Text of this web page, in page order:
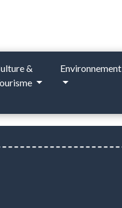
&
Environnement